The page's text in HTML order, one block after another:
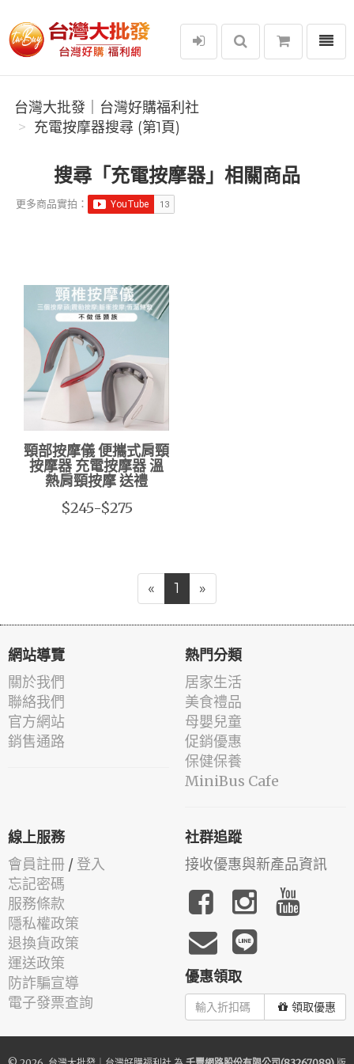
台灣大批發｜台灣好購福利社
選單
台灣大批發｜台灣好購福利社
充電按摩器搜尋 (第1頁)
搜尋「充電按摩器」相關商品
更多商品實拍：
頸部按摩儀 便攜式肩頸
按摩器 充電按摩器 溫
熱肩頸按摩 送禮
$245-$275
« 1 »
網站導覽
關於我們
聯絡我們
官方網站
銷售通路
熱門分類
居家生活
美食禮品
母嬰兒童
促銷優惠
保健保養
MiniBus Cafe
線上服務
會員註冊 / 登入
忘記密碼
服務條款
隱私權政策
退換貨政策
運送政策
防詐騙宣導
電子發票查詢
社群追蹤
接收優惠與新產品資訊
優惠領取
領取優惠